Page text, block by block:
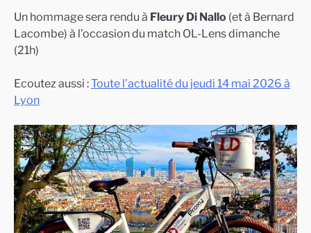
Un hommage sera rendu à Fleury Di Nallo (et à Bernard
Lacombe) à l’occasion du match OL-Lens dimanche
(21h)
Ecoutez aussi :Toute l’actualité du jeudi 14 mai 2026 à
Lyon